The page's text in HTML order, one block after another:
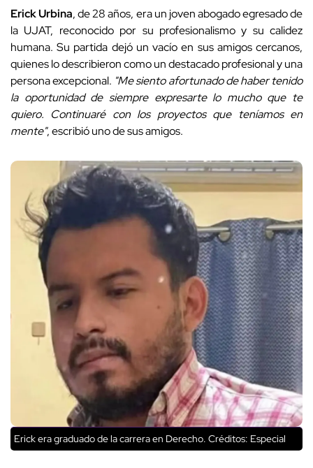
Erick Urbina, de 28 años, era un joven abogado egresado de
la UJAT, reconocido por su profesionalismo y su calidez
humana. Su partida dejó un vacío en sus amigos cercanos,
quienes lo describieron como un destacado profesional y una
persona excepcional. "Me siento afortunado de haber tenido
la oportunidad de siempre expresarte lo mucho que te
quiero. Continuaré con los proyectos que teníamos en
mente", escribió uno de sus amigos.
Erick era graduado de la carrera en Derecho. Créditos: Especial